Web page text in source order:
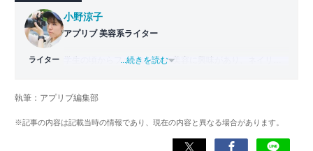
ライター
小野涼子
アプリブ 美容系ライター
学生の頃からファッションや美容に興味があり、ネイリス
たため、アパレル系ECサイトのライターを経験。アプリブ
の美容トレンドに特化したライターとして活躍している。
...続きを読む
執筆：アプリブ編集部
※記事の内容は記載当時の情報であり、現在の内容と異なる場合があります。